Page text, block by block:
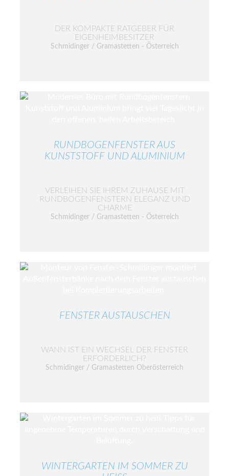
DER KOMPAKTE RATGEBER FÜR
EIGENHEIMBESITZER
Schmidinger / Gramastetten - Österreich
RUNDBOGENFENSTER AUS
KUNSTSTOFF UND ALUMINIUM
VERLEIHEN SIE IHREM ZUHAUSE MIT
RUNDBOGENFENSTERN ELEGANZ UND
CHARME
Schmidinger / Gramastetten - Österreich
FENSTER AUSTAUSCHEN
WANN IST EIN WECHSEL DER FENSTER
ERFORDERLICH?
Schmidinger / Gramastetten Oberösterreich
WINTERGARTEN IM SOMMER ZU